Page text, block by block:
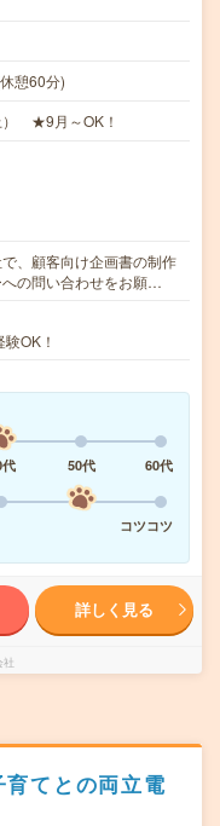
憩60分)
） ★9月～OK！
、顧客向け企画書の制作
の問い合わせをお願…
OK！
50代
60代
コツコツ
詳しく見る
てとの両立電